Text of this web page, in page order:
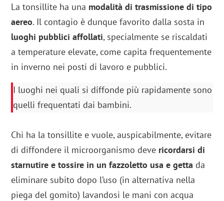
La tonsillite ha una modalità di trasmissione di tipo
aereo. Il contagio è dunque favorito dalla sosta in
luoghi pubblici affollati, specialmente se riscaldati
a temperature elevate, come capita frequentemente
in inverno nei posti di lavoro e pubblici.
I luoghi nei quali si diffonde più rapidamente sono
quelli frequentati dai bambini.
Chi ha la tonsillite e vuole, auspicabilmente, evitare
di diffondere il microorganismo deve ricordarsi di
starnutire e tossire in un fazzoletto usa e getta da
eliminare subito dopo l’uso (in alternativa nella
piega del gomito) lavandosi le mani con acqua